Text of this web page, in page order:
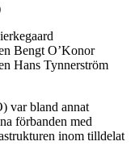
Bengt O’Konor
Hans Tynnerström
var bland annat
förbanden med
inom tilldelat